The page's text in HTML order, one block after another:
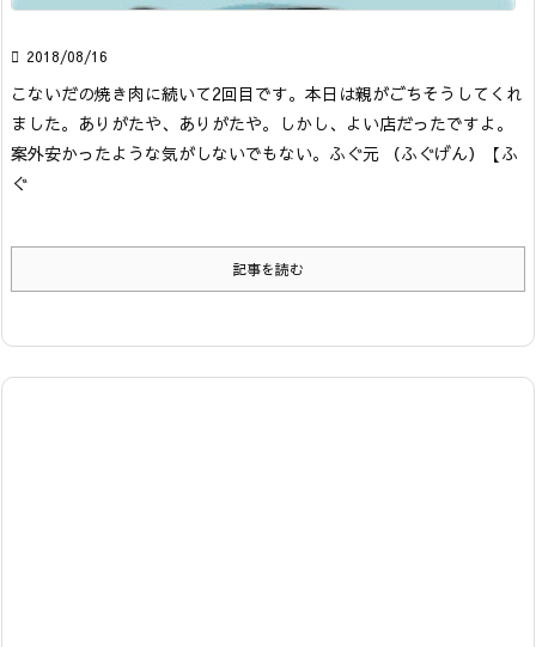
 2018/08/16
こないだの焼き肉に続いて2回目です。 本日は親がごちそうしてくれ
ました。ありがたや、ありがたや。しかし、よい店だったですよ。
案外安かったような気がしないでもない。 ふぐ元 （ふぐげん）
【ふ
ぐ
記事を読む